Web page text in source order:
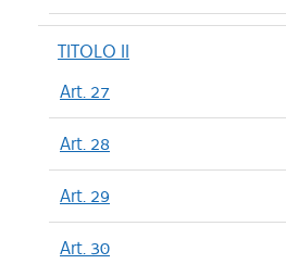
TITOLO II
Art. 27
Art. 28
Art. 29
Art. 30